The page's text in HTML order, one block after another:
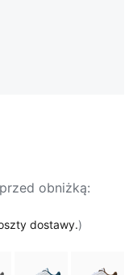
obniżką:
dostawy.)